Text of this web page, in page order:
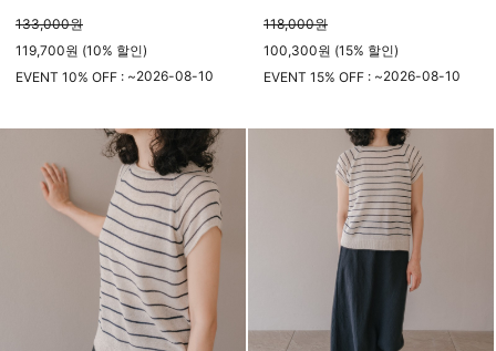
133,000원
119,700원 (10% 할인)
EVENT 10% OFF : ~2026-08-10
118,000원
100,300원 (15% 할인)
EVENT 15% OFF : ~2026-08-10